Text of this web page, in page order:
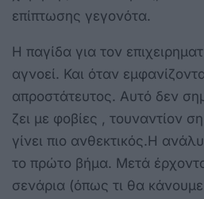
επίπτωσης γεγονότα.
Η παγίδα για τον
αγνοεί. Και όταν
απροστάτευτος. Αυτό δεν
ζει με φοβίες , τουναντίον
γίνει πιο ανθεκτικός.Η
το πρώτο βήμα. Μετά
σενάρια (όπως τι θα κάνουμε